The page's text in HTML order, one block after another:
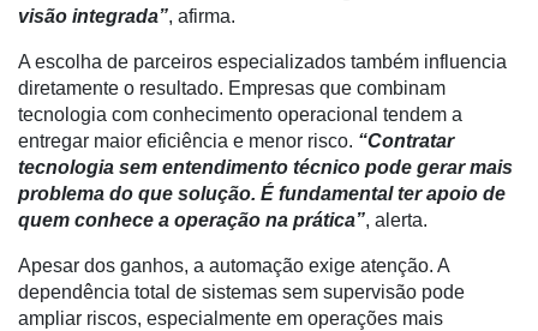
para
Recursos
Hídricos
Membros
Liberali
Netrin
Néctar
visão integrada”, afirma.
A escolha de parceiros especializados também influencia
diretamente o resultado. Empresas que combinam
tecnologia com conhecimento operacional tendem a
entregar maior eficiência e menor risco. “Contratar
tecnologia sem entendimento técnico pode gerar mais
problema do que solução. É fundamental ter apoio de
quem conhece a operação na prática”, alerta.
Apesar dos ganhos, a automação exige atenção. A
dependência total de sistemas sem supervisão pode
ampliar riscos, especialmente em operações mais